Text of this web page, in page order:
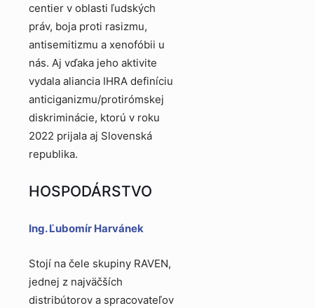
centier v oblasti ľudských
práv, boja proti rasizmu,
antisemitizmu a xenofóbii u
nás. Aj vďaka jeho aktivite
vydala aliancia IHRA definíciu
anticiganizmu/protirómskej
diskriminácie, ktorú v roku
2022 prijala aj Slovenská
republika.
HOSPODÁRSTVO
Ing. Ľubomír Harvánek
Stojí na čele skupiny RAVEN,
jednej z najväčších
distribútorov a spracovateľov